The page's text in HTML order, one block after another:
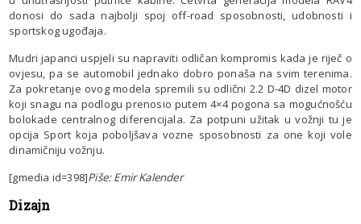
donosi do sada najbolji spoj off-road sposobnosti, udobnosti i
sportskog ugođaja.
Mudri japanci uspjeli su napraviti odličan kompromis kada je riječ o
ovjesu, pa se automobil jednako dobro ponaša na svim terenima.
Za pokretanje ovog modela spremili su odlični 2.2 D-4D dizel motor
koji snagu na podlogu prenosio putem 4×4 pogona sa mogućnošću
bolokade centralnog diferencijala. Za potpuni užitak u vožnji tu je
opcija Sport koja poboljšava vozne sposobnosti za one koji vole
dinamičniju vožnju.
[gmedia id=398]Piše: Emir Kalender
Dizajn